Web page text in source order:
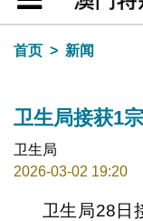
目录
首页
新闻
卫生局接获1
卫生局
2026-03-02 19:20
卫生局28日